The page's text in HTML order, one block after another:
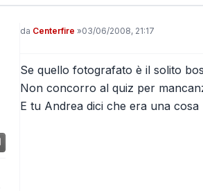
Messaggio
da Centerfire »03/06/2008, 21:17
Se quello fotografato è il solito
Non concorro al quiz per
E tu Andrea dici che era una